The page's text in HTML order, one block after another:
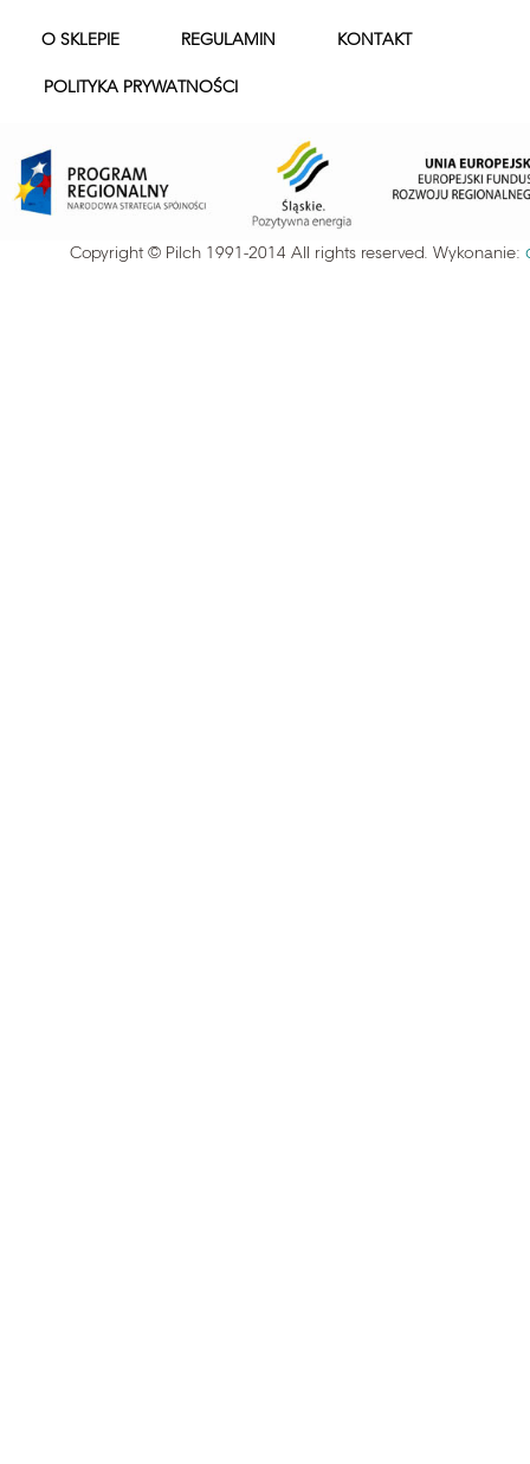
O SKLEPIE REGULAMIN KONTAKT
POLITYKA PRYWATNOŚCI
Copyright © Pilch 1991-2014 All rights reserved. Wykonanie: